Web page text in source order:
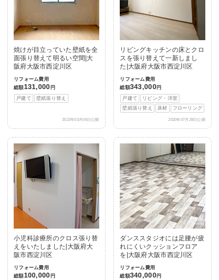
焼けが目立っていた壁紙を全
面張り替えて明るい空間|大
阪府大阪市西淀川区
リフォーム費用
総額131,000 円
戸建て
壁紙張り替え
2023年03月06日公開
リビングキッチンの床とクロ
スを張り替えて一新しまし
た|大阪府大阪市西淀川区
リフォーム費用
総額343,000円
戸建て
リビング・洋室
壁紙張り替え
床材 フローリング
2020年07月28日公開
小児科診療所のクロス張り替
えをいたしました|大阪府大
阪市西淀川区
リフォーム費用
総額100,000 円
ダンススタジオには足腰が疲
れにくいクッションフロア
を|大阪府大阪市西淀川区
リフォーム費用
総額340,000円